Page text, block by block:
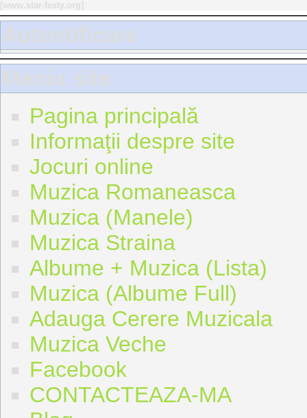
Autentificare
Meniu site
Pagina principală
Informaţii despre site
Jocuri online
Muzica Romaneasca
Muzica (Manele)
Muzica Straina
Albume + Muzica (Lista)
Muzica (Albume Full)
Adauga Cerere Muzicala
Muzica Veche
Facebook
CONTACTEAZA-MA